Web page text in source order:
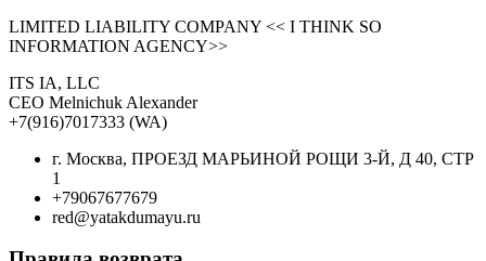
LIMITED LIABILITY COMPANY << I THINK SO
INFORMATION AGENCY>>
ITS IA, LLC
CEO Melnichuk Alexander
+7(916)7017333 (WA)
г. Москва, ПРОЕЗД МАРЬИНОЙ РОЩИ 3-Й, Д 40, СТР
1
+79067677679
red@yatakdumayu.ru